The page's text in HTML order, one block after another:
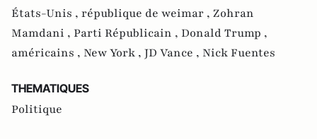
États-Unis , république de weimar , Zohran
Mamdani , Parti Républicain , Donald Trump ,
américains , New York , JD Vance , Nick Fuentes
THEMATIQUES
Politique